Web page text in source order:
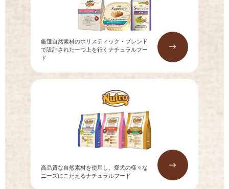
厳選自然素材のホリスティック・ブレンド
で設計された一つ上を行くナチュラルフー
ド
→
高品質な自然素材を使用し、愛犬の様々な
ニーズにこたえるナチュラルフード
→